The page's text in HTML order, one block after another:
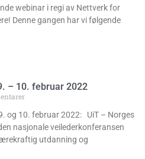
webinar i regi av Nettverk for
Denne gangen har vi følgende
– 10. februar 2022
og 10. februar 2022: UiT – Norges
nasjonale veilederkonferansen
utdanning og